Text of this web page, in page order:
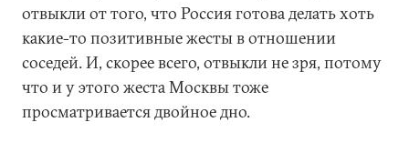
отвыкли от того, что Россия готова делать хоть
какие-то позитивные жесты в отношении
соседей. И, скорее всего, отвыкли не зря, потому
что и у этого жеста Москвы тоже
просматривается двойное дно.